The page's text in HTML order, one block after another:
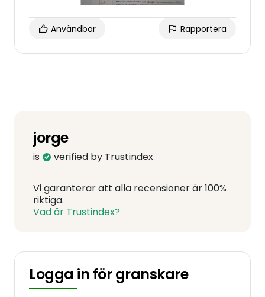
Användbar Rapportera
jorge
is verified by Trustindex
Vi garanterar att alla recensioner är 100%
riktiga.
Vad är Trustindex?
Logga in för granskare